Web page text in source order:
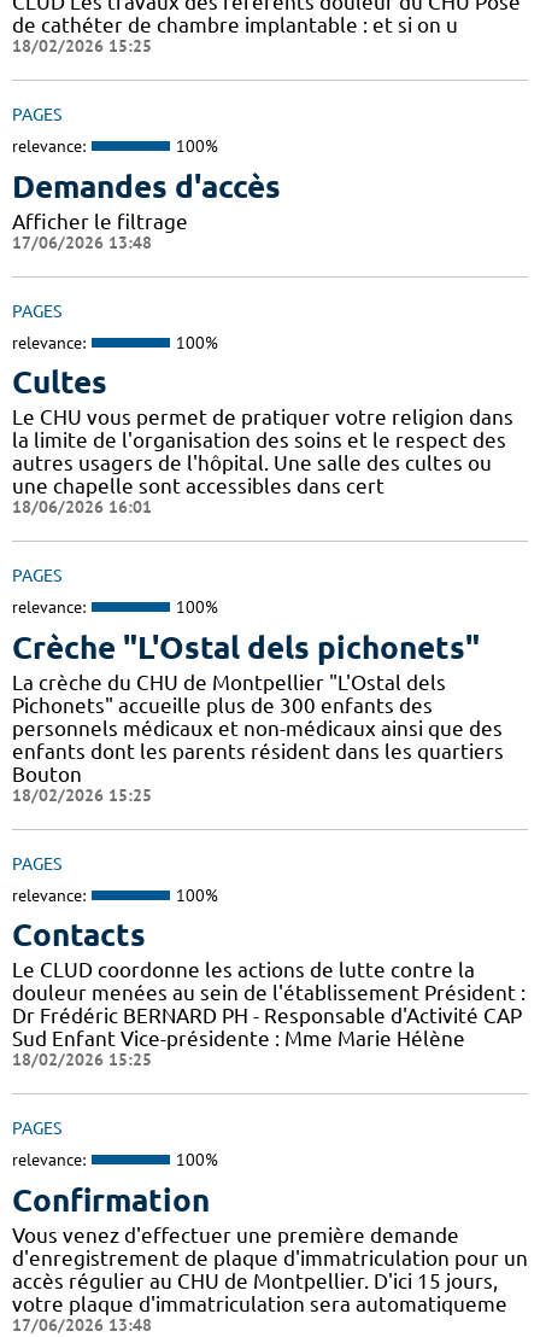
de cathéter de chambre implantable : et si on u
18/02/2026 15:25
PAGES
relevance: 100%
Demandes d'accès
Afficher le filtrage
17/06/2026 13:48
PAGES
relevance: 100%
Cultes
Le CHU vous permet de pratiquer votre religion dans
la limite de l'organisation des soins et le respect des
autres usagers de l'hôpital. Une salle des cultes ou
une chapelle sont accessibles dans cert
18/06/2026 16:01
PAGES
relevance: 100%
Crèche "L'Ostal dels pichonets"
La crèche du CHU de Montpellier "L'Ostal dels
Pichonets" accueille plus de 300 enfants des
personnels médicaux et non-médicaux ainsi que des
enfants dont les parents résident dans les quartiers
Bouton
18/02/2026 15:25
PAGES
relevance: 100%
Contacts
Le CLUD coordonne les actions de lutte contre la
douleur menées au sein de l'établissement Président :
Dr Frédéric BERNARD PH - Responsable d'Activité CAP
Sud Enfant Vice-présidente : Mme Marie Hélène
18/02/2026 15:25
PAGES
relevance: 100%
Confirmation
Vous venez d'effectuer une première demande
d'enregistrement de plaque d'immatriculation pour un
accès régulier au CHU de Montpellier. D'ici 15 jours,
votre plaque d'immatriculation sera automatiqueme
17/06/2026 13:48